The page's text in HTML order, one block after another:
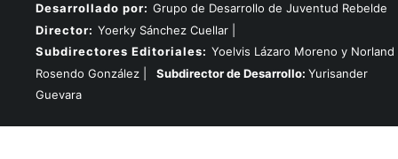
Desarrollado por: Grupo de Desarrollo de Juventud Rebelde
Director: Yoerky Sánchez Cuellar |
Subdirectores Editoriales: Yoelvis Lázaro Moreno y Norland
Rosendo González |
Subdirector de Desarrollo: Yurisander
Guevara